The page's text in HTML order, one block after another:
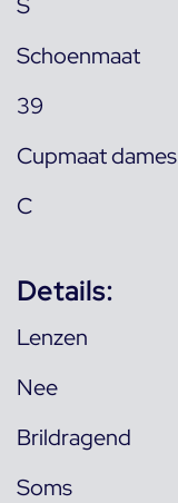
Schoenmaat
39
Cupmaat dames
C
Details:
Lenzen
Nee
Brildragend
Soms